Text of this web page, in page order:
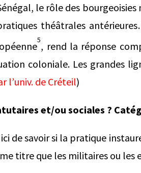
le rôle des
théâtrales
5, rend la réponse
coloniale. Les grandes
l’univ. de Créteil)
et/ou sociales ?
de savoir si la pratique
titre que les militaires ou les